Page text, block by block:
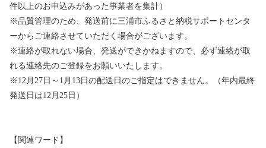
件以上のお申込みがあった事業者を集計）
※品質管理のため、発送前に三浦市ふるさと納税サポートセンタ
ーからご連絡させていただく場合がございます。
※連絡が取れない場合、発送ができかねますので、必ず連絡が取
れる連絡先のご登録をお願いいたします。
※12月27日～1月13日の配送日のご指定はできません。（年内最終
発送日は12月25日）
【関連ワード】